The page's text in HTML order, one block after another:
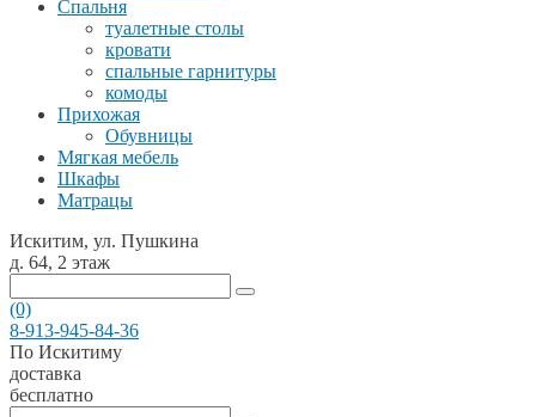
Спальня
туалетные столы
кровати
спальные гарнитуры
комоды
Прихожая
Обувницы
Мягкая мебель
Шкафы
Матрацы
Искитим, ул. Пушкина
д. 64, 2 этаж
(0)
8-913-945-84-36
По Искитиму
доставка
бесплатно